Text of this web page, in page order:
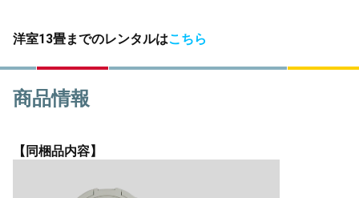
洋室13畳までのレンタルはこちら
商品情報
【同梱品内容】